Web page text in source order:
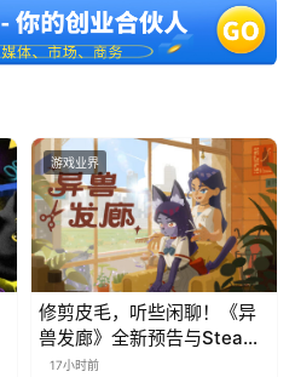
游戏业界
修剪皮毛，听些闲聊！《异
兽发廊》全新预告与Steam
免费试玩公开
17小时前